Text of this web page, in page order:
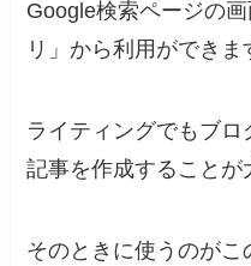
Google検索ページの
リ」から利用ができま
ライティングでもブ
記事を作成することが
そのときに使うのがこ